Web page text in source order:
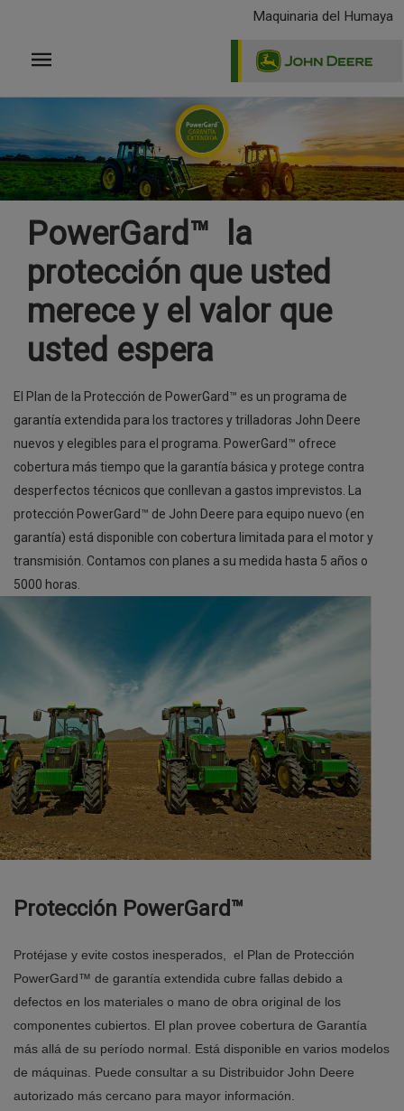
principal
Maquinaria del Humaya
PowerGard™ la
protección que usted
merece y el valor que
usted espera
El Plan de la Protección de PowerGard™ es un programa de
garantía extendida para los tractores y trilladoras John Deere
nuevos y elegibles para el programa. PowerGard™ ofrece
cobertura más tiempo que la garantía básica y protege contra
desperfectos técnicos que conllevan a gastos imprevistos. La
protección PowerGard™ de John Deere para equipo nuevo (en
garantía) está disponible con cobertura limitada para el motor y
transmisión. Contamos con planes a su medida hasta 5 años o
5000 horas.
Protección PowerGard™
Protéjase y evite costos inesperados, el Plan de Protección
PowerGard™ de garantía extendida cubre fallas debido a
defectos en los materiales o mano de obra original de los
componentes cubiertos. El plan provee cobertura de Garantía
más allá de su período normal. Está disponible en varios modelos
de máquinas. Puede consultar a su Distribuidor John Deere
autorizado más cercano para mayor información.